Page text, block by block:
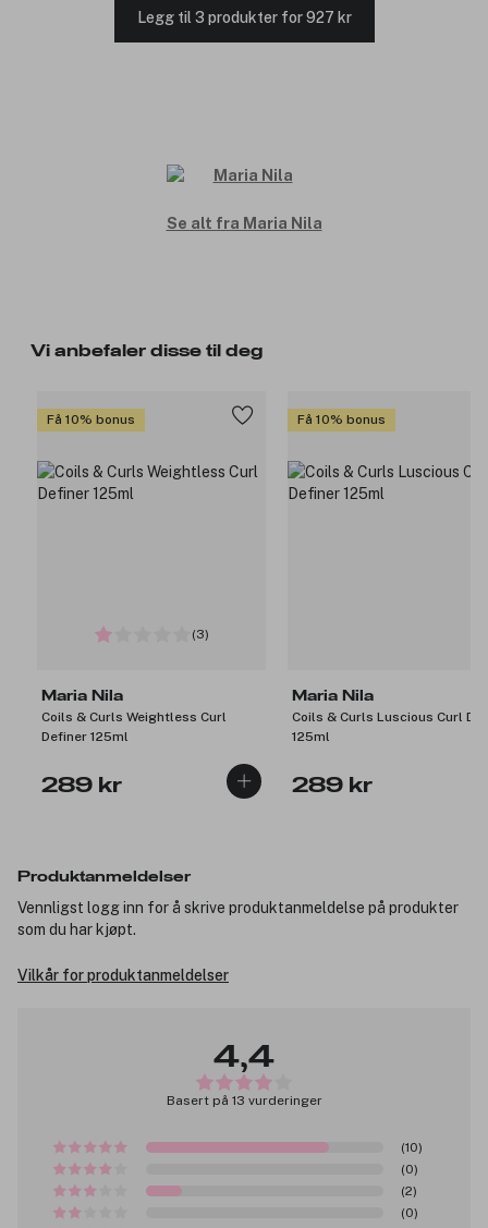
Legg til 3 produkter for 927 kr
Se alt fra Maria Nila
Vi anbefaler disse til deg
Få 10% bonus
(3)
Maria Nila
Coils & Curls Weightless Curl
Definer 125ml
289 kr
Få 10% bonus
Maria Nila
Coils & Curls Luscious Curl
125ml
289 kr
Produktanmeldelser
Vennligst logg inn for å skrive produktanmeldelse på produkter
som du har kjøpt.
Vilkår for produktanmeldelser
4,4
Basert på 13 vurderinger
(10)
(0)
(2)
(0)